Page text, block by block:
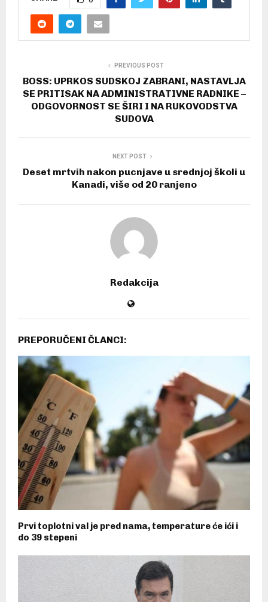
PREVIOUS POST
BOSS: UPRKOS SUDSKOJ ZABRANI, NASTAVLJA
SE PRITISAK NA ADMINISTRATIVNE RADNIKE –
ODGOVORNOST SE ŠIRI I NA RUKOVODSTVA
SUDOVA
NEXT POST
Deset mrtvih nakon pucnjave u srednjoj školi u
Kanadi, više od 20 ranjeno
Redakcija
PREPORUČENI ČLANCI:
Prvi toplotni val je pred nama, temperature će ići i
do 39 stepeni